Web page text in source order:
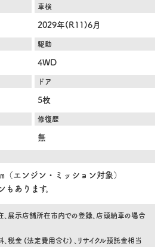
車検
2029年(R11)6月
駆動
4WD
ドア
5枚
修復歴
無
エンジン・ミッション対象）
あります。
展示店舗所在市内での登録、店頭納車の場合
税金 (法定費用含む) 、リサイクル預託金相当